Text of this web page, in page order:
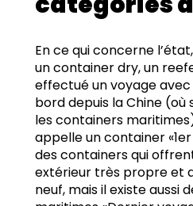
En ce qui concerne
un container dry, un
effectué un voyage
bord depuis la Chine
les containers
appelle un container
des containers qui
extérieur très propre et
neuf, mais il existe aussi